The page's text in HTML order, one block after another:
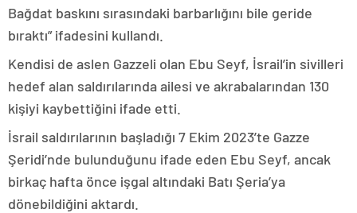
Bağdat baskını sırasındaki barbarlığını bile geride
bıraktı” ifadesini kullandı.
Kendisi de aslen Gazzeli olan Ebu Seyf, İsrail’in sivilleri
hedef alan saldırılarında ailesi ve akrabalarından 130
kişiyi kaybettiğini ifade etti.
İsrail saldırılarının başladığı 7 Ekim 2023’te Gazze
Şeridi’nde bulunduğunu ifade eden Ebu Seyf, ancak
birkaç hafta önce işgal altındaki Batı Şeria’ya
dönebildiğini aktardı.